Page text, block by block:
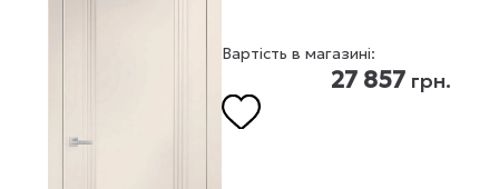
Вартість в магазині:
27 857 грн.